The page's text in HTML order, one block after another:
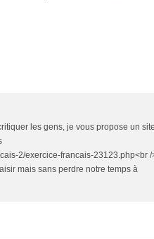
les gens, je vous propose un site
2/exercice-francais-23123.php<br /
mais sans perdre notre temps à